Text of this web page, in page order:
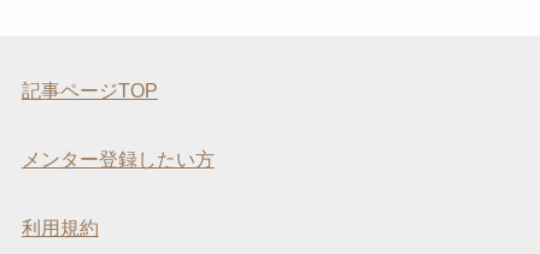
記事ページTOP
メンター登録したい方
利用規約